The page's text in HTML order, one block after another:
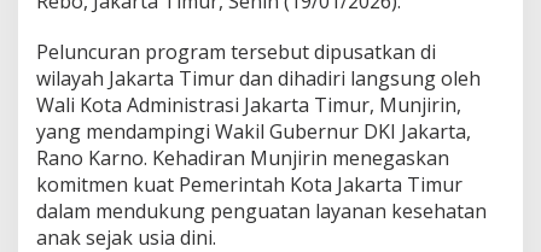
a
m
G
i
g
i
A
n
a
Peluncuran program tersebut dipusatkan di
wilayah Jakarta Timur dan dihadiri langsung oleh
Wali Kota Administrasi Jakarta Timur, Munjirin,
yang mendampingi Wakil Gubernur DKI Jakarta,
Rano Karno. Kehadiran Munjirin menegaskan
komitmen kuat Pemerintah Kota Jakarta Timur
dalam mendukung penguatan layanan kesehatan
anak sejak usia dini.